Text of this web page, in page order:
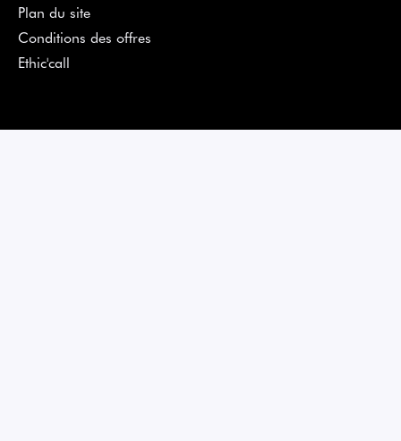
Plan du site
Conditions des offres
Ethic'call